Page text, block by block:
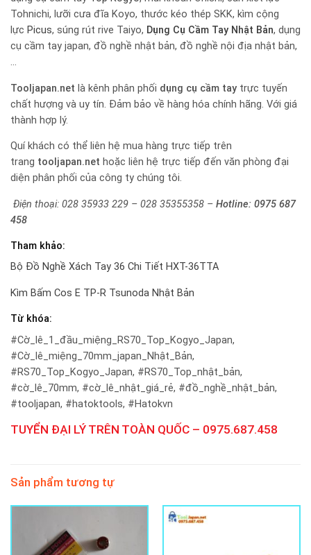
Tohnichi, lưỡi cưa đĩa Koyo, thước kéo thép SKK, kìm cộng
lực Picus, súng rút rive Taiyo, Dụng Cụ Cầm Tay Nhật Bản, dụng
cụ cầm tay japan, đồ nghề nhật bản, đồ nghề nội địa nhật bản,
…
Tooljapan.net là kênh phân phối dụng cụ cầm tay trực tuyến
chất hượng và uy tín. Đảm bảo về hàng hóa chính hãng. Với giá
thành hợp lý.
Quí khách có thể liên hệ mua hàng trực tiếp trên
trang tooljapan.net hoặc liên hệ trực tiếp đến văn phòng đại
diện phân phối của công ty chúng tôi.
Điện thoại: 028 35933 229 – 028 35355358 – Hotline: 0975 687
458
Tham khảo:
Bộ Đồ Nghề Xách Tay 36 Chi Tiết HXT-36TTA
Kìm Bấm Cos E TP-R Tsunoda Nhật Bản
Từ khóa:
#Cờ_lê_1_đầu_miệng_RS70_Top_Kogyo_Japan,
#Cờ_lê_miệng_70mm_japan_Nhật_Bản,
#RS70_Top_Kogyo_Japan, #RS70_Top_nhật_bản,
#cờ_lê_70mm, #cờ_lê_nhật_giá_rẻ, #đồ_nghề_nhật_bản,
#tooljapan, #hatoktools, #Hatokvn
TUYỂN ĐẠI LÝ TRÊN TOÀN QUỐC – 0975.687.458
Sản phẩm tương tự